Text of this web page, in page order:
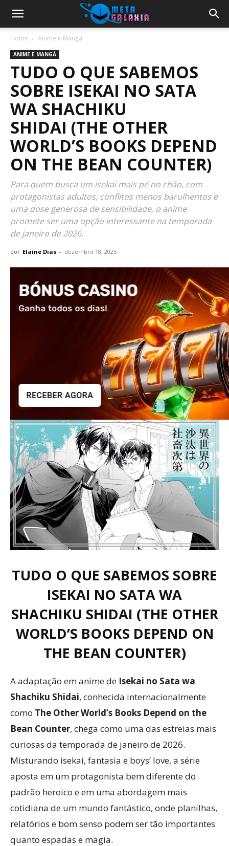
Home Anime e Mangá
ANIME E MANGÁ
TUDO O QUE SABEMOS
SOBRE ISEKAI NO SATA
WA SHACHIKU
SHIDAI (THE OTHER
WORLD’S BOOKS DEPEND
ON THE BEAN COUNTER)
Para quem busca um isekai mais pé no chão, com
protagonistas adultos, conflitos menos barulhentos e
uma dose generosa de sensibilidade, o anime
promete ser uma opção interessante na temporada
de janeiro de 2026.
por Elaine Dias - dezembro 18, 2025
TUDO O QUE SABEMOS SOBRE
ISEKAI NO SATA WA
SHACHIKU SHIDAI (THE OTHER
WORLD’S BOOKS DEPEND ON
THE BEAN COUNTER)
A adaptação em anime de Isekai no Sata wa
Shachiku Shidai, conhecida internacionalmente
como The Other World’s Books Depend on the
Bean Counter, chega como uma das estreias mais
curiosas da temporada de janeiro de 2026.
Misturando isekai, fantasia e boys’ love, a série
aposta em um protagonista bem diferente do
padrão heroico e em uma abordagem mais
cotidiana de um mundo fantástico, onde planilhas,
relatórios e bom senso podem ser tão importantes
quanto espadas e magia.